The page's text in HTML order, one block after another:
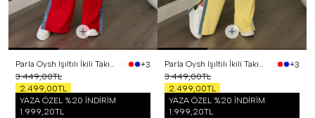
Parla Oysh Işıltılı İkili Takım Kırmızı
+3
3.449,00TL
2.499,00TL
YAZA ÖZEL %20 İNDİRİM
1.999,20TL
Parla Oysh Işıltılı İkili Takım Sarı
+3
3.449,00TL
2.499,00TL
YAZA ÖZEL %20 İNDİRİM
1.999,20TL